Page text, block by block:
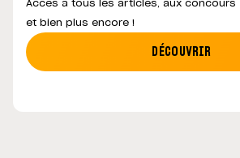
Accès à tous les articles, aux concours
et bien plus encore !
DÉCOUVRIR